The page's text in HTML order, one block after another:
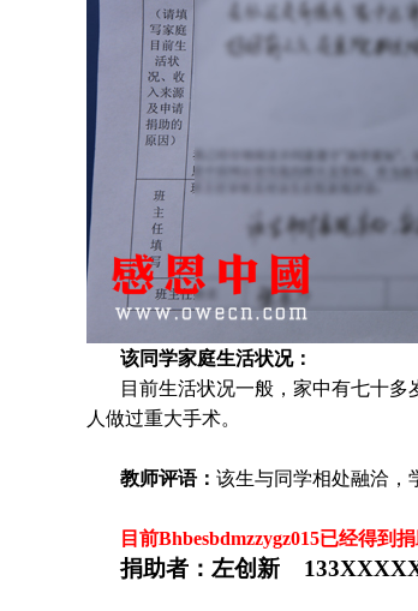
该同学家庭生活状况：
目前生活状况一般，家中有七十
人做过重大手术。
教师评语： 该生与同学相处融洽，
目前Bhbesbdmzzygz015已经得到
捐助者：左创新